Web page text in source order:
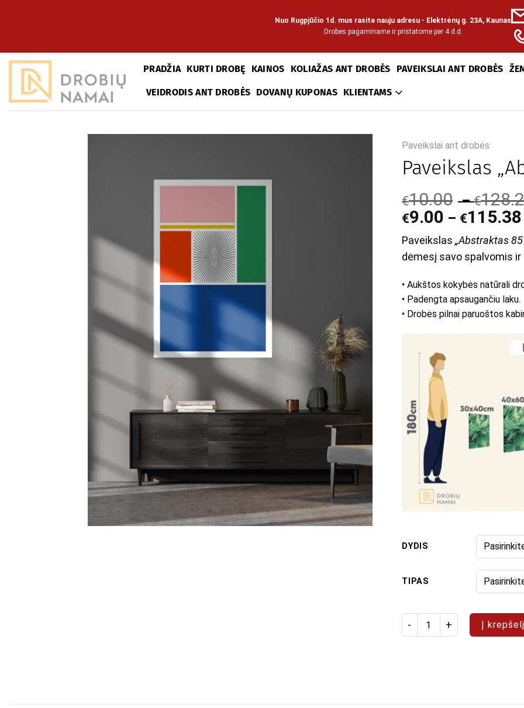
Nuo Rugpjūčio 1d. mus rasite nauju adresu - Elektrėnų g. 23A, Kaunas
Drobes pagaminame ir pristatome per 4 d.d.
PRADŽIA KURTI DROBĘ KAINOS KOLIAŽAS ANT DROBĖS PAVEIKSLAI ANT DROBĖS
VEIDRODIS ANT DROBĖS DOVANŲ KUPONAS KLIENTAMS
Paveikslai ant drobės
Paveikslas
€10.00 –€
€9.00 – €115.38
Paveikslas „Abstraktas
dėmesį savo spalvomis ir
• Aukštos kokybės natūrali
• Padengta apsaugančiu laku.
• Drobės pilnai paruoštos
DYDIS
TIPAS
produkto kiekis: Paveikslas
Į krepšelį